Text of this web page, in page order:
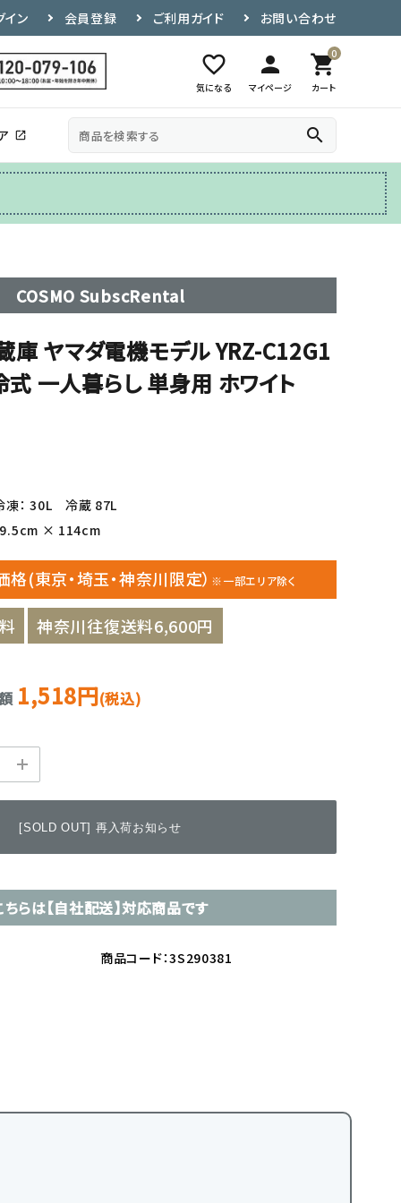
イン 会員登録 ご利用ガイド お問い合わせ
favorite_border
気になる
person
マイページ
0
shopping_cart
カート
その他
テレビ台
open_in_new search
COSMO SubscRental
庫 ヤマダ電機モデル YRZ-C12G1
一人暮らし 単身用 ホワイト
凍： 30L 冷蔵 87L
× 114cm
格(東京・埼玉・神奈川限定） ※一部エリア除く
神奈川往復送料6,600円
1,518円(税込)
[SOLD OUT] 再入荷お知らせ
ちらは【自社配送】対応商品です
商品コード：3S290381